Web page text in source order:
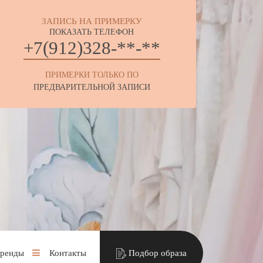
ЗАПИСЬ НА ПРИМЕРКУ
ПОКАЗАТЬ ТЕЛЕФОН
+7(912)328-**-**
ПРИМЕРКИ ТОЛЬКО ПО
ПРЕДВАРИТЕЛЬНОЙ ЗАПИСИ
Контакты Подбор образа